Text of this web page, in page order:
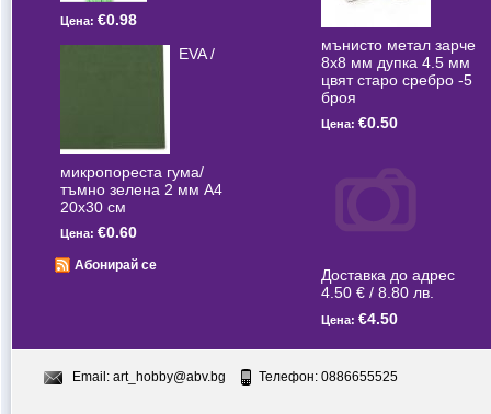
Цена: €0.98
EVA /
микропореста гума/
тъмно зелена 2 мм А4
20x30 см
Цена: €0.60
Абонирай се
мънисто метал зарче
8x8 мм дупка 4.5 мм
цвят старо сребро -5
броя
Цена: €0.50
Доставка до адрес
4.50 € / 8.80 лв.
Цена: €4.50
Email: art_hobby@abv.bg Телефон: 0886655525